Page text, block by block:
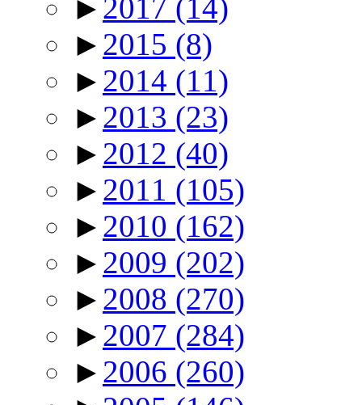
► 2017 (14)
► 2015 (8)
► 2014 (11)
► 2013 (23)
► 2012 (40)
► 2011 (105)
► 2010 (162)
► 2009 (202)
► 2008 (270)
► 2007 (284)
► 2006 (260)